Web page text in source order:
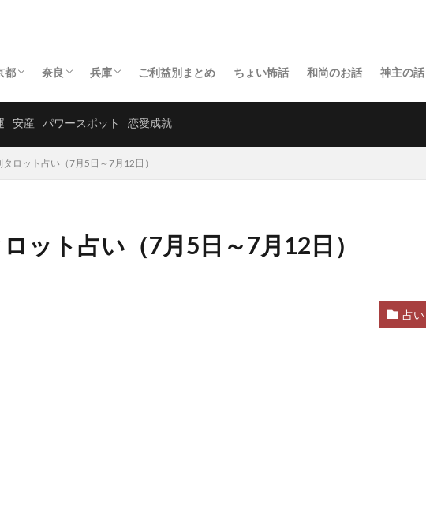
都
京都の神社
京都の寺
奈良
奈良の神社
奈良の寺
兵庫
兵庫の神社
兵庫の寺
ご利益別まとめ ちょい怖話 和尚のお話 神主の話
安産 パワースポット 恋愛成就
ロット占い（7月5日～7月12日）
ット占い（7月5日～7月12日）
占い